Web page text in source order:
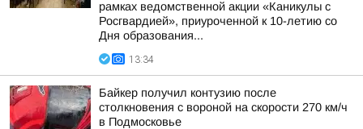
рамках ведомственной акции «Каникулы с
Росгвардией», приуроченной к 10-летию со
Дня образования...
13:34
Байкер получил контузию после
столкновения с вороной на скорости 270 км/ч
в Подмосковье